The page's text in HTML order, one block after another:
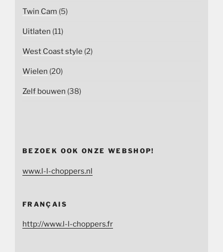
Twin Cam (5)
Uitlaten (11)
West Coast style (2)
Wielen (20)
Zelf bouwen (38)
BEZOEK OOK ONZE WEBSHOP!
www.l-l-choppers.nl
FRANÇAIS
http://www.l-l-choppers.fr